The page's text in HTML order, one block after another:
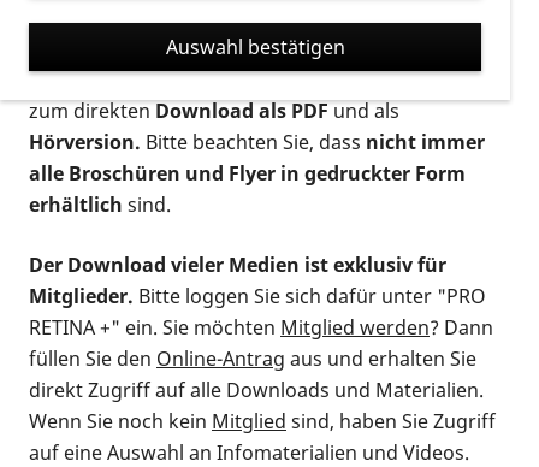
suchen. Die meisten Flyer und Broschüren werden in
verschiedenen Formaten angeboten: zur
postalischen Bestellung als gedruckte Variante
zum direktenDownload als PDFund als
Hörversion. Bitte beachten Sie, dass nicht immer
alle Broschüren und Flyer in gedruckter Form
erhältlich sind.
Der Download vieler Medien ist exklusiv für
Mitglieder. Bitte loggen Sie sich dafür unter "PRO
RETINA +" ein. Sie möchten Mitglied werden? Dann
füllen Sie den Online-Antrag aus und erhalten Sie
direkt Zugriff auf alle Downloads und Materialien.
Wenn Sie noch kein Mitglied sind, haben Sie Zugriff
auf eine Auswahl an Infomaterialien und Videos.
Auswahl bestätigen